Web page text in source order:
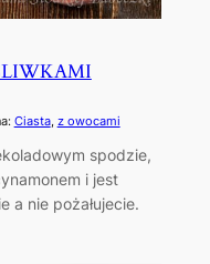
Ciasta, z owocami
spodzie,
i jest
a nie pożałujecie.